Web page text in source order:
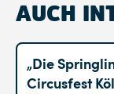
AUCH
„Die
Circusfest